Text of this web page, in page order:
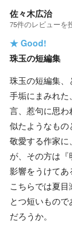
佐々木広治
75件のレビューを
★ Good!
珠玉の短編集
珠玉の短編集、
手垢にまみれ
言、惹句に思わ
似たようなもの
敬愛する作家
が、その方は
影響をうけてあ
こちらでは夏
とつ短いもの
だろうか。